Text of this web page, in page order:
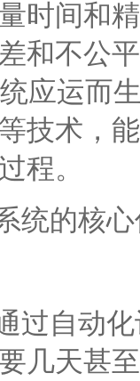
时间和
和不公
应运而
技术，
程。
的核心
自动化
几天甚